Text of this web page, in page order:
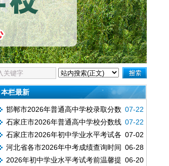
本栏最新
07-22
邯郸市2026年普通高中学校录取分数
线
07-22
石家庄市2026年普通高中学校分数线
07-02
石家庄市2026年初中学业水平考试各
级各类学校招生录取控制分数线
06-28
河北省各市2026年中考成绩查询时间
汇总
06-20
2026年初中学业水平考试考前温馨提